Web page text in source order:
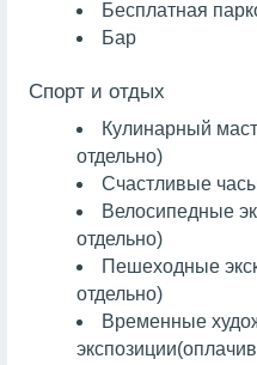
Бесплатная
Бар
Спорт и отдых
Кулинарный
отдельно)
Счастливые
Велосипедные
отдельно)
Пешеходные
отдельно)
Временные
экспозиции